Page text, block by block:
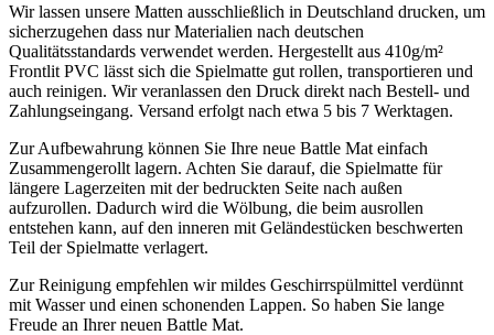
Wir lassen unsere Matten ausschließlich in Deutschland drucken, um
sicherzugehen dass nur Materialien nach deutschen
Qualitätsstandards verwendet werden. Hergestellt aus 410g/m²
Frontlit PVC lässt sich die Spielmatte gut rollen, transportieren und
auch reinigen. Wir veranlassen den Druck direkt nach Bestell- und
Zahlungseingang. Versand erfolgt nach etwa 5 bis 7 Werktagen.
Zur Aufbewahrung können Sie Ihre neue Battle Mat einfach
Zusammengerollt lagern. Achten Sie darauf, die Spielmatte für
längere Lagerzeiten mit der bedruckten Seite nach außen
aufzurollen. Dadurch wird die Wölbung, die beim ausrollen
entstehen kann, auf den inneren mit Geländestücken beschwerten
Teil der Spielmatte verlagert.
Zur Reinigung empfehlen wir mildes Geschirrspülmittel verdünnt
mit Wasser und einen schonenden Lappen. So haben Sie lange
Freude an Ihrer neuen Battle Mat.